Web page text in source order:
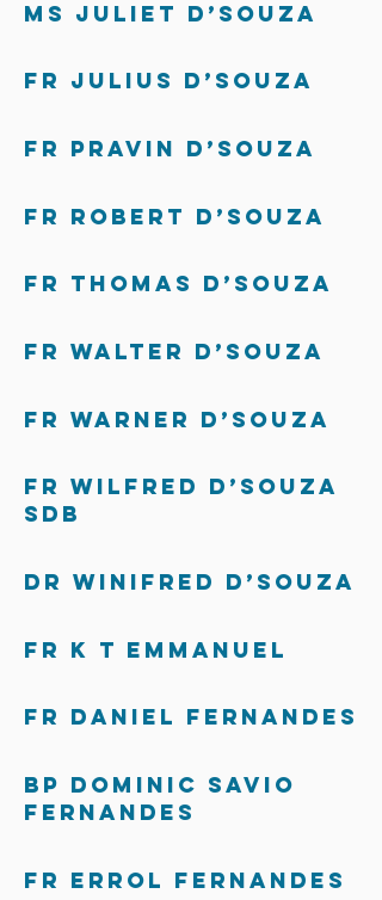
Ms Juliet D’Souza
Fr Julius D’Souza
Fr Pravin D’Souza
Fr Robert D’Souza
Fr Thomas D’Souza
Fr Walter D’Souza
Fr Warner D’Souza
Fr Wilfred D’Souza
SDB
Dr Winifred D’Souza
Fr K T Emmanuel
Fr Daniel Fernandes
Bp Dominic Savio
Fernandes
Fr Errol Fernandes